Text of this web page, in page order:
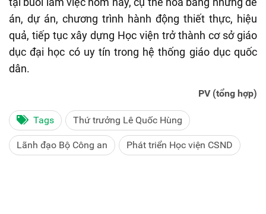
án, dự án, chương trình hành động thiết thực, hiệu
quả, tiếp tục xây dựng Học viện trở thành cơ sở giáo
dục đại học có uy tín trong hệ thống giáo dục quốc
dân.
PV (tổng hợp)
Tags Thứ trưởng Lê Quốc Hùng
Lãnh đạo Bộ Công an Phát triển Học viện CSND